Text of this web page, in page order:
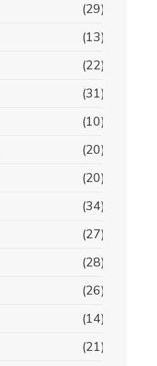
(29)
(13)
(22)
(31)
(10)
(20)
(20)
(34)
(27)
(28)
(26)
(14)
(21)